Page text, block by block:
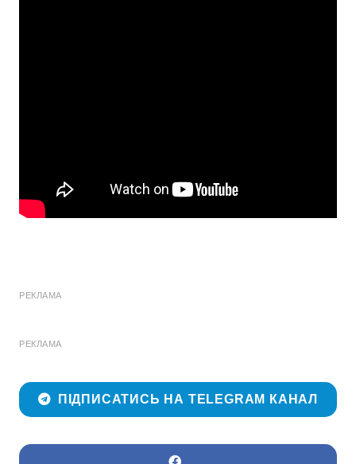
РЕКЛАМА
РЕКЛАМА
ПІДПИСАТИСЬ НА TELEGRAM КАНАЛ